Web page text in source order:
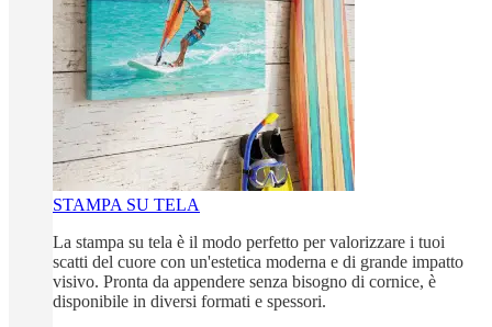
STAMPA SU TELA
La stampa su tela è il modo perfetto per valorizzare i tuoi
scatti del cuore con un'estetica moderna e di grande impatto
visivo. Pronta da appendere senza bisogno di cornice, è
disponibile in diversi formati e spessori.